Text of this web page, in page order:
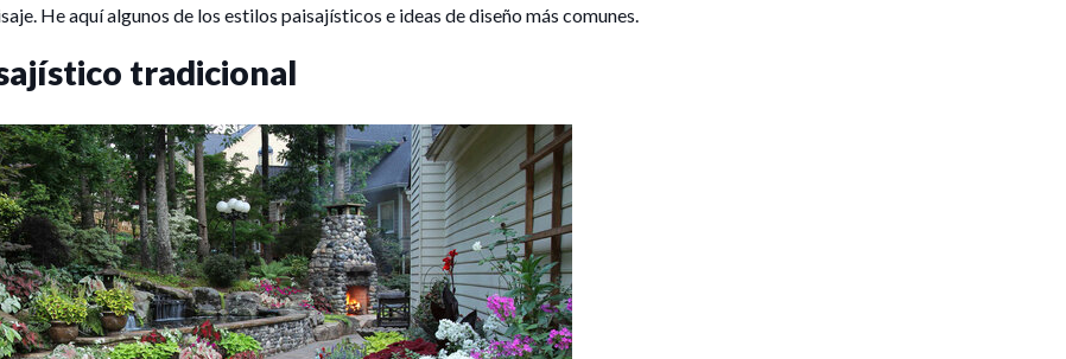
He aquí algunos de los estilos paisajísticos e ideas de diseño más comunes.
tradicional